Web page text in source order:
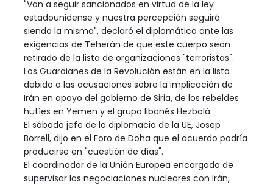
"Van a seguir sancionados en virtud de la ley
estadounidense y nuestra percepción seguirá
siendo la misma", declaró el diplomático ante las
exigencias de Teherán de que este cuerpo sean
retirado de la lista de organizaciones "terroristas".
Los Guardianes de la Revolución están en la lista
debido a las acusaciones sobre la implicación de
Irán en apoyo del gobierno de Siria, de los rebeldes
hutíes en Yemen y el grupo libanés Hezbolá.
El sábado jefe de la diplomacia de la UE, Josep
Borrell, dijo en el Foro de Doha que el acuerdo podría
producirse en "cuestión de días".
El coordinador de la Unión Europea encargado de
supervisar las negociaciones nucleares con Irán,